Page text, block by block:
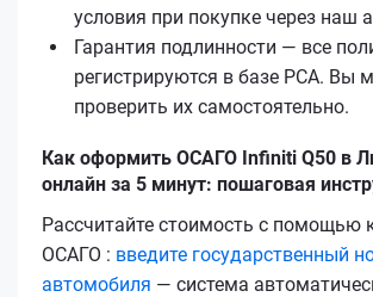
условия при покупке через наш
Гарантия подлинности — все
регистрируются в базе РСА. Вы
проверить их самостоятельно.
Как оформить ОСАГО Infiniti Q50 в
онлайн за 5 минут: пошаговая
Рассчитайте стоимость с помощью
ОСАГО : введите государственный
автомобиля — система